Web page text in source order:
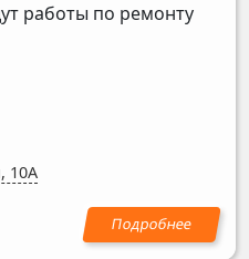
работы по ремонту
10А